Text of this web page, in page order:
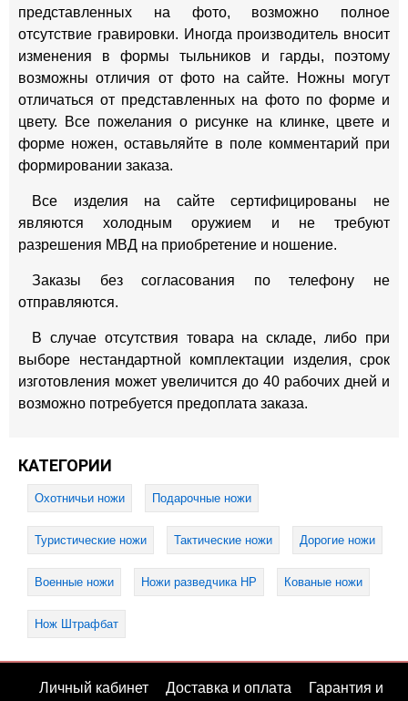
представленных на фото, возможно полное
отсутствие гравировки. Иногда производитель вносит
изменения в формы тыльников и гарды, поэтому
возможны отличия от фото на сайте. Ножны могут
отличаться от представленных на фото по форме и
цвету. Все пожелания о рисунке на клинке, цвете и
форме ножен, оставьляйте в поле комментарий при
формировании заказа.
Все изделия на сайте сертифицированы не
являются холодным оружием и не требуют
разрешения МВД на приобретение и ношение.
Заказы без согласования по телефону не
отправляются.
В случае отсутствия товара на складе, либо при
выборе нестандартной комплектации изделия, срок
изготовления может увеличится до 40 рабочих дней и
возможно потребуется предоплата заказа.
КАТЕГОРИИ
Охотничьи ножи Подарочные ножи
Туристические ножи Тактические ножи Дорогие ножи
Военные ножи Ножи разведчика НР Кованые ножи
Нож Штрафбат
Личный кабинет Доставка и оплата Гарантия и